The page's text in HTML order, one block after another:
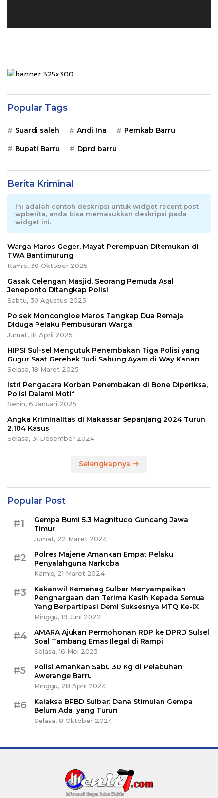
Popular Tags
Suardi saleh Andi Ina Pemkab Barru
Bupati Barru Dprd barru
Berita Kriminal
Ini adalah contoh deskripsi untuk widget recent post
wpberita, anda bisa memasukkan deskripsi pada
widget ini.
Warga Maros Geger, Mayat Perempuan Ditemukan di
TWA Bantimurung
Kamis, 30 Oktober 2025
Gasak Celengan Masjid, Seorang Pemuda Asal
Jeneponto Ditangkap Polisi
Sabtu, 30 Agustus 2025
Polsek Moncongloe Maros Tangkap Dua Remaja
Diduga Pelaku Pembusuran Warga
Jumat, 18 April 2025
HIPSI Sul-sel Mengutuk Penembakan Tiga Polisi yang
Gugur Saat Gerebek Judi Sabung Ayam di Way Kanan
Selasa, 18 Maret 2025
Istri Pengacara Korban Penembakan di Bone Diperiksa,
Polisi Dalami Motif
Senin, 6 Januari 2025
Angka Kriminalitas di Makassar Sepanjang 2024 Turun
2.104 Kasus
Selasa, 31 Desember 2024
Selengkapnya
Popular Post
#1
Gempa Bumi 5.3 Magnitudo Guncang Jawa
Timur
Jumat, 22 Maret 2024
#2
Polres Majene Amankan Empat Pelaku
Penyalahguna Narkoba
Kamis, 21 Maret 2024
#3
Kakanwil Kemenag Sulbar Menyampaikan
Penghargaan dan Terima Kasih Kepada Semua
Yang Berpartipasi Demi Suksesnya MTQ Ke-IX
Minggu, 19 Juni 2022
#4
AMARA Ajukan Permohonan RDP ke DPRD Sulsel
Soal Tambang Emas Ilegal di Rampi
Selasa, 16 Mei 2023
#5
Polisi Amankan Sabu 30 Kg di Pelabuhan
Awerange Barru
Minggu, 28 April 2024
#6
Kalaksa BPBD Sulbar: Dana Stimulan Gempa
Belum Ada yang Turun
Selasa, 8 Oktober 2024